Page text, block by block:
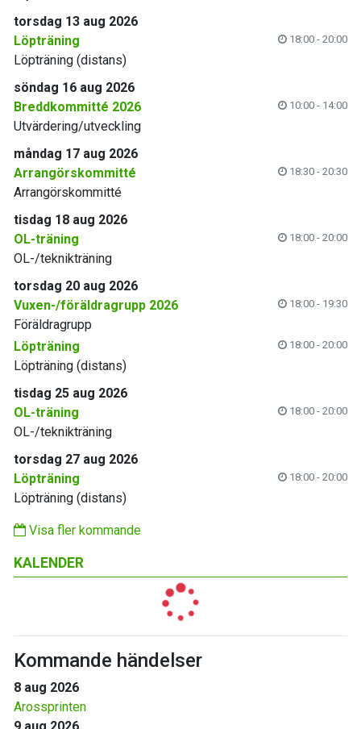
torsdag 13 aug 2026
Löpträning
18:00 - 20:00
Löpträning (distans)
söndag 16 aug 2026
Breddkommitté 2026
10:00 - 14:00
Utvärdering/utveckling
måndag 17 aug 2026
Arrangörskommitté
18:30 - 20:30
Arrangörskommitté
tisdag 18 aug 2026
OL-träning
18:00 - 20:00
OL-/teknikträning
torsdag 20 aug 2026
Vuxen-/föräldragrupp 2026
18:00 - 19:30
Föräldragrupp
Löpträning
18:00 - 20:00
Löpträning (distans)
tisdag 25 aug 2026
OL-träning
18:00 - 20:00
OL-/teknikträning
torsdag 27 aug 2026
Löpträning
18:00 - 20:00
Löpträning (distans)
Visa fler kommande
KALENDER
Kommande händelser
8 aug 2026
Arossprinten